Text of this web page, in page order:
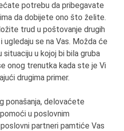
potrebu da pribegavate
da dobijete ono što želite.
trud u poštovanje drugih
ugledaju se na Vas. Možda će
situaciju u kojoj bi bila gruba
onog trenutka kada ste je Vi
drugima primer.
ponašanja, delovaćete
u poslovnim
partneri pamtiće Vas